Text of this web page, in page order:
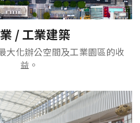
/ 工業建築
大化辦公空間及工業園區的收
益。